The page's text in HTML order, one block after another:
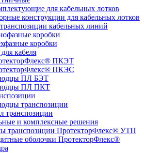
для кабельных лотков
конструкции для кабельных лотков
кабельных линий
коробки
коробки
кабеля
ПКЭТ
ПКЭС
ПЛ БЭТ
ПЛ ПКТ
транспозиции
транспозиции
и комплексные решения
транспозиции ПротекторФлекс® УТП
оболочки ПротекторФлекс®